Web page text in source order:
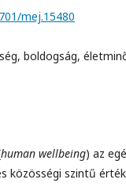
mej.15480
boldogság,
human wellbeing) az
közösségi szintű